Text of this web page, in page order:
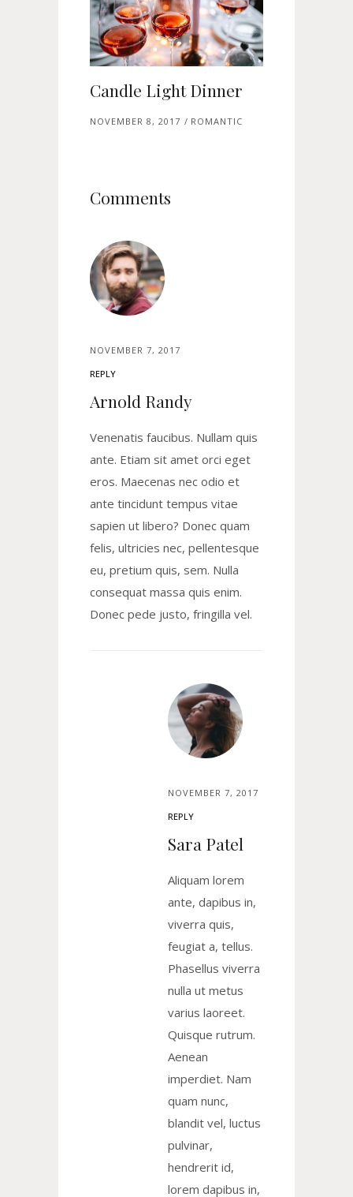
Candle Light Dinner
NOVEMBER 8, 2017 ROMANTIC
Comments
NOVEMBER 7, 2017
REPLY
Arnold Randy
Venenatis faucibus. Nullam quis
ante. Etiam sit amet orci eget
eros. Maecenas nec odio et
ante tincidunt tempus vitae
sapien ut libero? Donec quam
felis, ultricies nec, pellentesque
eu, pretium quis, sem. Nulla
consequat massa quis enim.
Donec pede justo, fringilla vel.
NOVEMBER 7, 2017
REPLY
Sara Patel
Aliquam lorem
ante, dapibus in,
viverra quis,
feugiat a, tellus.
Phasellus viverra
nulla ut metus
varius laoreet.
Quisque rutrum.
Aenean
imperdiet. Nam
quam nunc,
blandit vel, luctus
pulvinar,
hendrerit id,
lorem dapibus in,